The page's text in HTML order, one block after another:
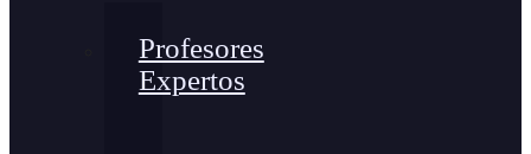
Profesores
Expertos